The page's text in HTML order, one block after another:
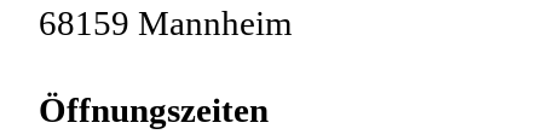
68159 Mannheim
Öffnungszeiten